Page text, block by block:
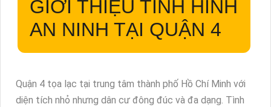
GIỚI THIỆU TÌNH HÌNH
AN NINH TẠI QUẬN 4
Quận 4 tọa lạc tại trung tâm thành phố Hồ Chí Minh với
diện tích nhỏ nhưng dân cư đông đúc và đa dạng. Tình